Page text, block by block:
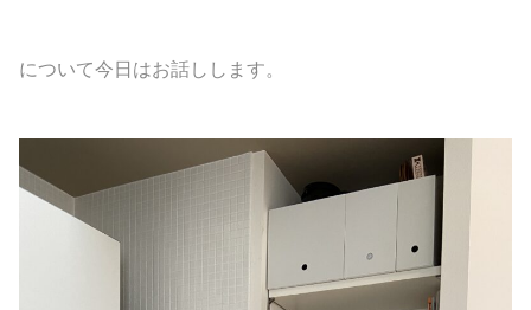
について今日はお話しします。